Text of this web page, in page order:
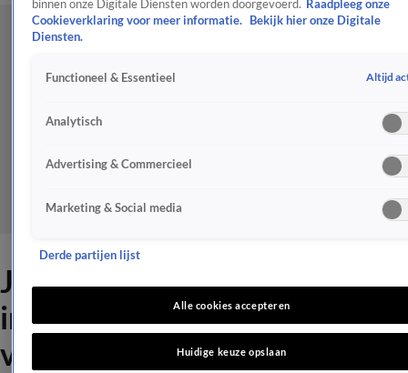
Jade Kops (19) overleden,
influencer leed aan zeldzame
vorm van kanker
binnen onze Digitale Diensten worden doorgevoerd. Raadpleeg onze
Cookieverklaring voor meer informatie.
Bekijk hier onze Digitale
Diensten.
Functioneel & Essentieel Altijd
Analytisch
Advertising & Commercieel
Marketing & Social media
Derde partijen lijst
Alle cookies accepteren
Huidige keuze opslaan